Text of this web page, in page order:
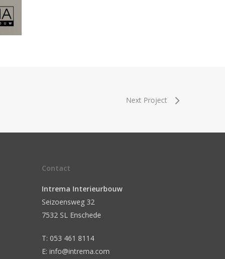
Next Project
Contact
Intrema Interieurbouw
Seizoensweg 32
7532 SL Enschede
T: 053 461 8114
E: info@intrema.com